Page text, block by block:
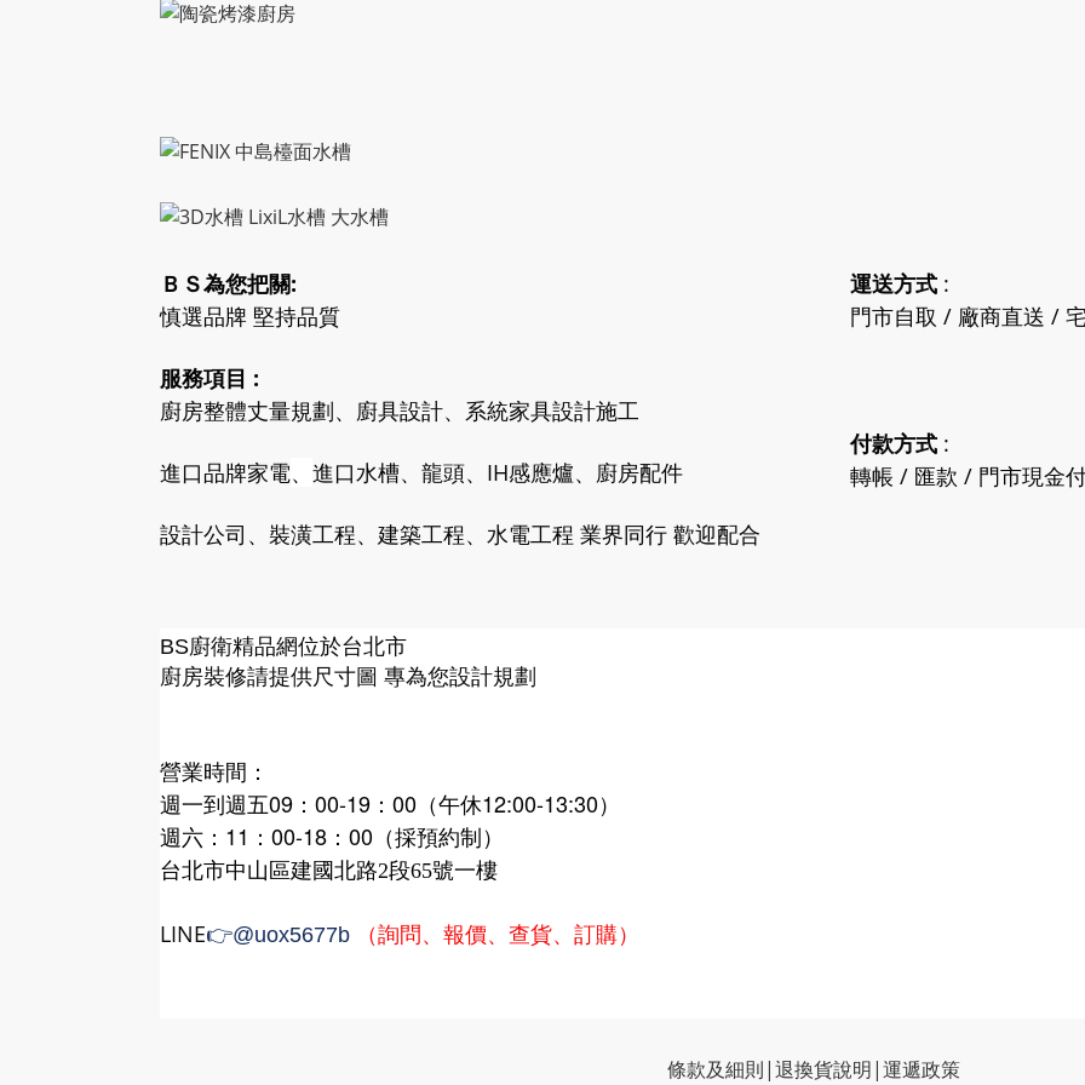
ＢＳ為您把關:
慎選品牌 堅持品質
服務項目 :
廚房整體丈量規劃、廚具設計、系統家具設計施工
進口品牌家電、 進口水槽、龍頭、IH感應爐、廚房配件
設計公司、裝潢工程、建築工程、水電工程 業界同行 歡迎配合
運送方式 :
門市自取 / 廠商直送 /
付款方式 :
轉帳 / 匯款 / 門市現金
BS廚衛精品網位於台北市
廚房裝修請提供尺寸圖 專為您設計規劃
營業時間：
週一到週五09：00-19：00（午休12:00-13:30）
週六：11：00-18：00（採預約制）
台北市中山區建國北路2段65號一樓
LINE👉@uox5677b （詢問、報價、查貨、訂購）
條款及細則|退換貨說明|運遞政策